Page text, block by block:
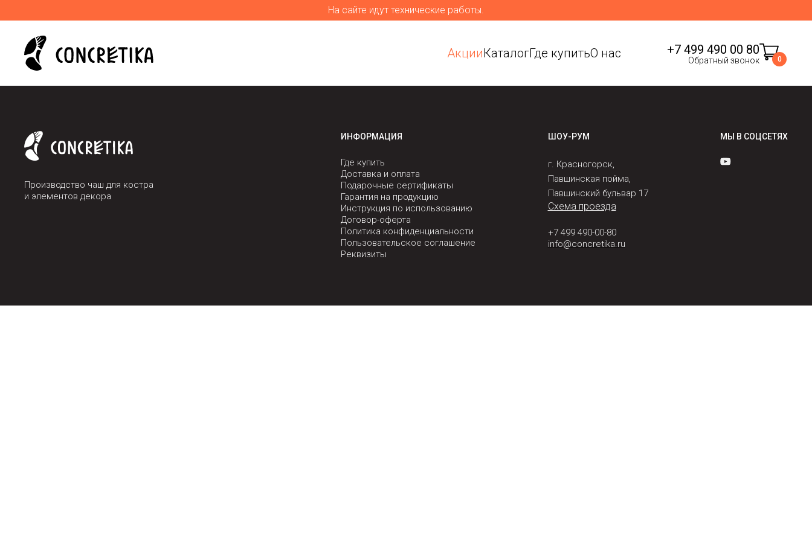
На сайте идут технические работы.
АкцииКаталогГде купитьО нас +7 499 490 00 80
Обратный звонок 0
Производство чаш для костра
и элементов декора
ИНФОРМАЦИЯ
Где купить
Доставка и оплата
Подарочные сертификаты
Гарантия на продукцию
Инструкция по использованию
Договор-оферта
Политика конфиденциальности
Пользовательское соглашение
Реквизиты
ШОУ-РУМ
г. Красногорск,
Павшинская пойма,
Павшинский бульвар 17
Схема проезда
+7 499 490-00-80
info@concretika.ru
МЫ В СОЦСЕТЯХ